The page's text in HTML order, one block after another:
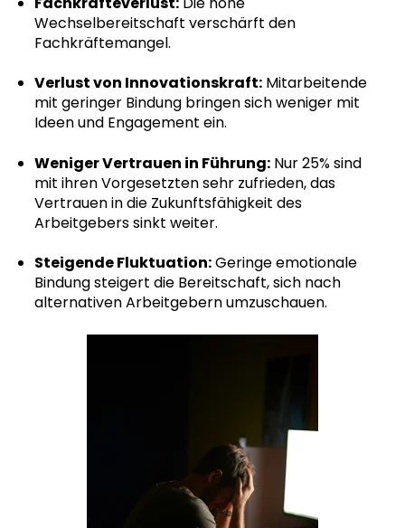
Wechselbereitschaft verschärft den
Fachkräftemangel.
Verlust von Innovationskraft: Mitarbeitende
mit geringer Bindung bringen sich weniger mit
Ideen und Engagement ein.
Weniger Vertrauen in Führung: Nur 25% sind
mit ihren Vorgesetzten sehr zufrieden, das
Vertrauen in die Zukunftsfähigkeit des
Arbeitgebers sinkt weiter.
Steigende Fluktuation:Geringe emotionale
Bindung steigert die Bereitschaft, sich nach
alternativen Arbeitgebern umzuschauen.